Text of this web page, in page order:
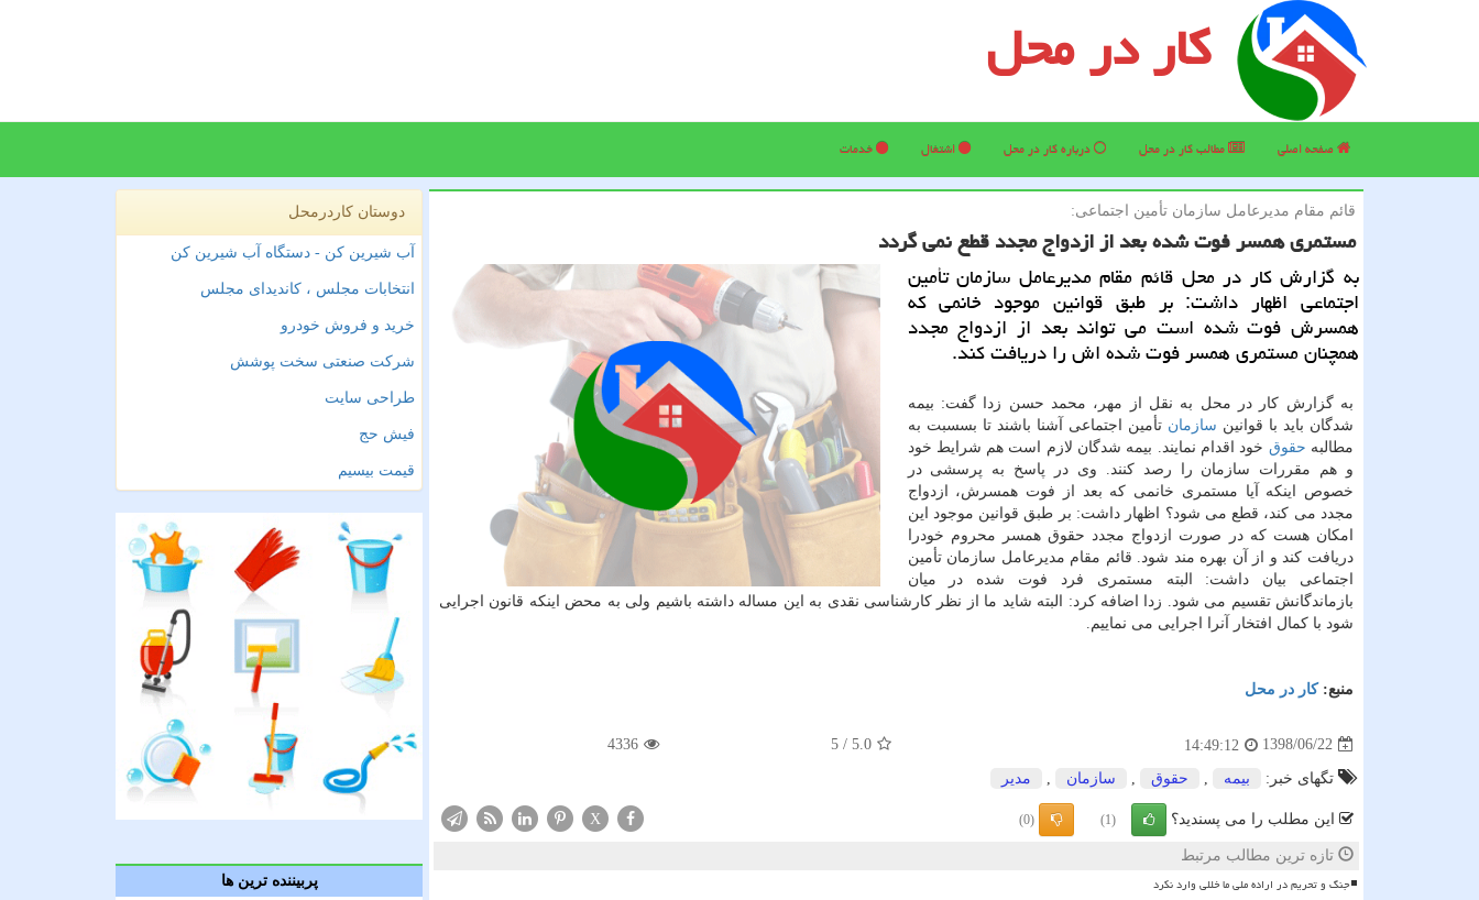
کار در محل
صفحه اصلی مطالب كار در محل درباره كار در محل اشتغال خدمات
قائم مقام مدیرعامل سازمان تأمین اجتماعی:
مستمری همسر فوت شده بعد از ازدواج مجدد قطع نمی گردد
به گزارش كار در محل قائم مقام مدیرعامل سازمان تأمین
اجتماعی اظهار داشت: بر طبق قوانین موجود خانمی كه
همسرش فوت شده است می تواند بعد از ازدواج مجدد
همچنان مستمری همسر فوت شده اش را دریافت كند.
به گزارش كار در محل به نقل از مهر، محمد حسن زدا گفت: بیمه
شدگان باید با قوانین سازمان تأمین اجتماعی آشنا باشند تا بسسبت به
مطالبه حقوق خود اقدام نمایند. بیمه شدگان لازم است هم شرایط خود
و هم مقررات سازمان را رصد كنند. وی در پاسخ به پرسشی در
خصوص اینكه آیا مستمری خانمی كه بعد از فوت همسرش، ازدواج
مجدد می كند، قطع می شود؟ اظهار داشت: بر طبق قوانین موجود این
امكان هست كه در صورت ازدواج مجدد حقوق همسر محروم خودرا
دریافت كند و از آن بهره مند شود. قائم مقام مدیرعامل سازمان تأمین
اجتماعی بیان داشت: البته مستمری فرد فوت شده در میان
بازماندگانش تقسیم می شود. زدا اضافه كرد: البته شاید ما از نظر كارشناسی نقدی به این مساله داشته باشیم ولی به محض اینكه قانون اجرایی
شود با كمال افتخار آنرا اجرایی می نماییم.
منبع:كار در محل
1398/06/22
14:49:12
5.0
/
5
4336
تگهای خبر: بیمه حقوق سازمان مدیر
این مطلب را می پسندید؟ (1)
(0)
X
تازه ترین مطالب مرتبط
جنگ و تحریم در اراده ملی ما خللی وارد نکرد
دوستان کاردرمحل
آب شیرین کن - دستگاه آب شیرین کن
انتخابات مجلس ، کاندیدای مجلس
خرید و فروش خودرو
شرکت صنعتی سخت پوشش
طراحی سایت
فیش حج
قیمت بیسیم
پربیننده ترین ها